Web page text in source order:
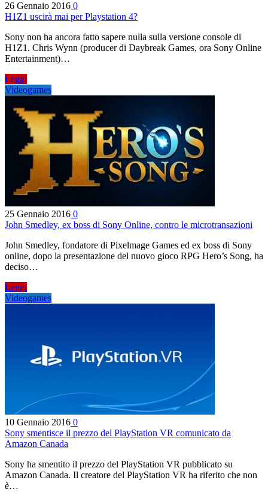
26 Gennaio 2016 0
H1Z1 uscirà mai per Playstation 4?
Sony non ha ancora fatto sapere nulla sulla versione console di
H1Z1. Chris Wynn (producer di Daybreak Games, ora Sony Online
Entertainment)…
Leggi
Videogames
25 Gennaio 2016 0
John Smedley, ex boss di Sony Online, contro le microtransazioni
John Smedley, fondatore di Pixelmage Games ed ex boss di Sony
online, dopo la presentazione del nuovo gioco RPG Hero’s Song, ha
deciso…
Leggi
Videogames
10 Gennaio 2016 0
Sony smentisce il prezzo del PlayStation VR comunicato da
Amazon Canada
Sony ha smentito il prezzo del PlayStation VR pubblicato su
Amazon Canada. Il creatore del PlayStation VR ha riferito che non
è…